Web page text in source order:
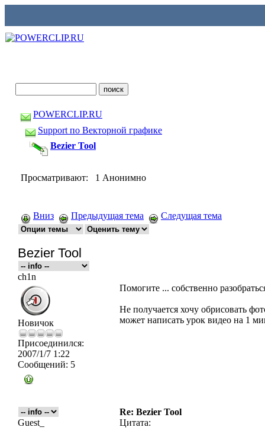
POWERCLIP.RU
Support по Векторной графике
Bezier Tool
Просматривают: 1 Анонимно
Вниз Предыдущая тема Следущая тема
Bezier Tool
ch1n
Новичок
Присоединился:
2007/1/7 1:22
Сообщений: 5
Помогите ... собственно
Не получается хочу обрисовать
может написать урок видео на 1
Re: Bezier Tool
Guest_
Цитата: